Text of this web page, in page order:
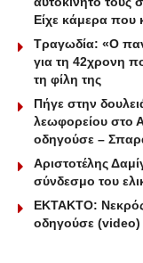
Είχε κάμερα που
Τραγωδία: «Ο
για τη 42χρονη
τη φίλη της
Πήγε στην
λεωφορείου στο
οδηγούσε –
Αριστοτέλης
σύνδεσμο του
ΕΚΤΑΚΤΟ:
οδηγούσε (video)